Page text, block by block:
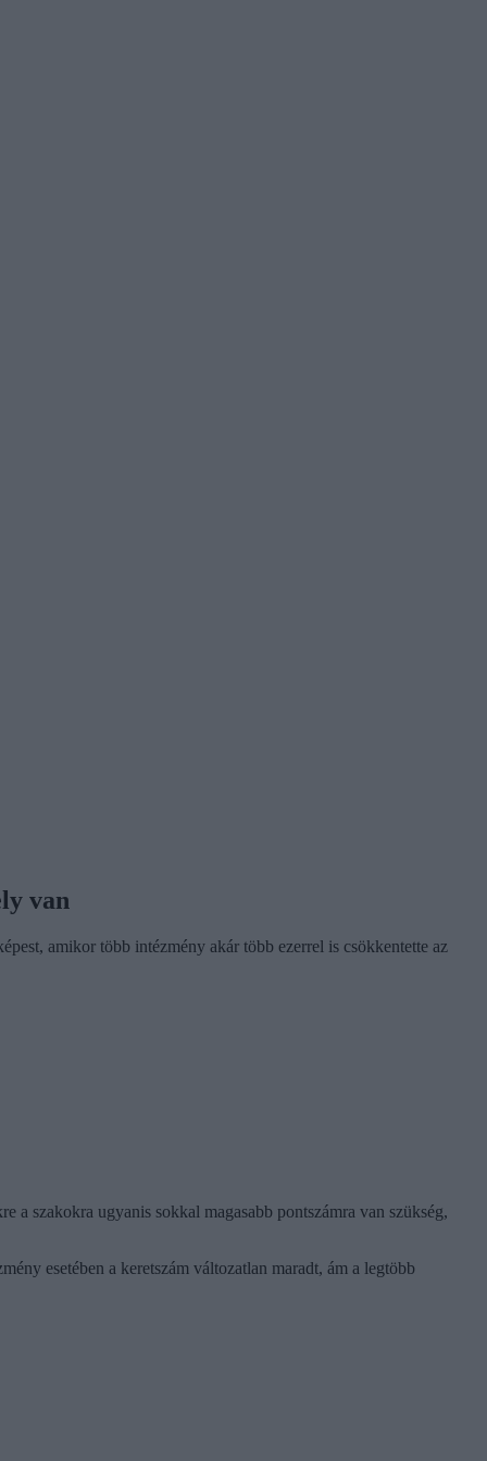
van
amikor több intézmény akár több ezerrel is csökkentette az
a szakokra ugyanis sokkal magasabb pontszámra van szükség,
esetében a keretszám változatlan maradt, ám a legtöbb